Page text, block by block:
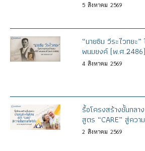
5 สิงหาคม 2569
“นายซิม วีระไวทยะ
พนมยงค์ (พ.ศ.2486)
4 สิงหาคม 2569
รื้อโครงสร้างชั้นกล
สูตร “CARE” สู่ควา
2 สิงหาคม 2569